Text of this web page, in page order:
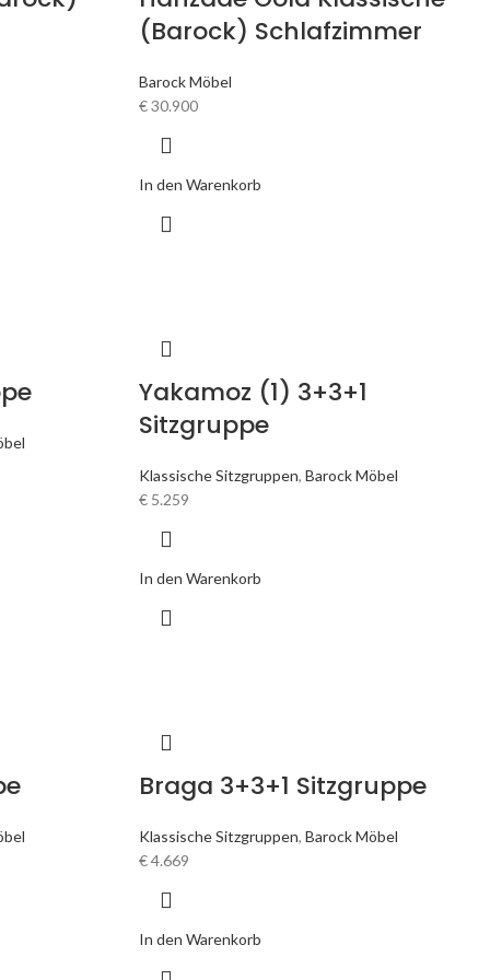
(Barock) Schlafzimmer
Barock Möbel
€30.900
In den Warenkorb
Yakamoz (1) 3+3+1
Sitzgruppe
Klassische Sitzgruppen, Barock Möbel
€ 5.259
In den Warenkorb
Braga 3+3+1 Sitzgruppe
Klassische Sitzgruppen, Barock Möbel
€4.669
In den Warenkorb